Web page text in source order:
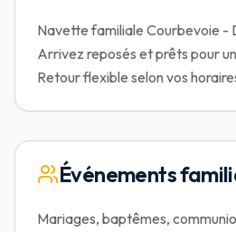
Navette familiale Courbevoie -
Arrivez reposés et prêts pour
Retour flexible selon vos
Événements
Mariages, baptêmes,